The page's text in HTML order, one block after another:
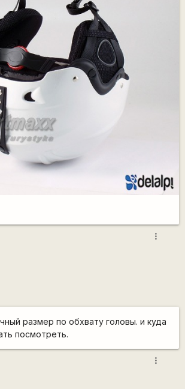
more_vert
размер по обхвату головы. и куда
посмотреть.
more_vert